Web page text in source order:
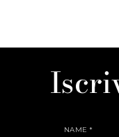
NAME*